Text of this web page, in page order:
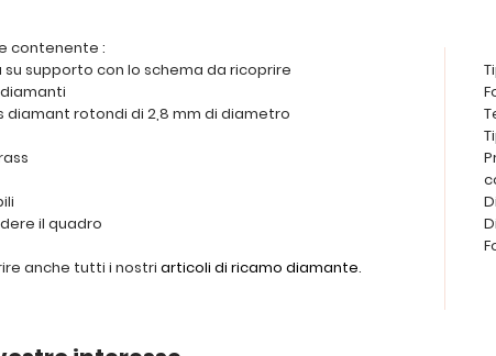
contenente :
supporto con lo schema da ricoprire
diamant rotondi di 2,8 mm di diametro
il quadro
anche tutti i nostri articoli di ricamo diamante.